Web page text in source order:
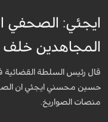
ايجئي: الصحفي
المجاهدين
قال رئيس السلطة القضائية
حسين محسني ايجئي ان
منصات الصواريخ.